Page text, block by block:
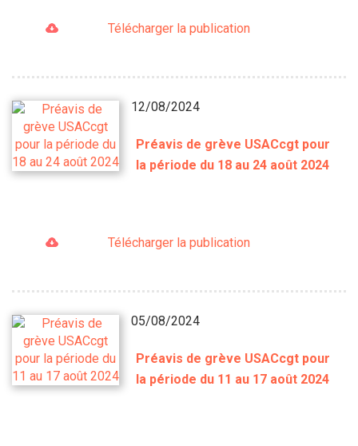
Télécharger la publication
12/08/2024
Préavis de grève USACcgt pour
la période du 18 au 24 août 2024
Télécharger la publication
05/08/2024
Préavis de grève USACcgt pour
la période du 11 au 17 août 2024